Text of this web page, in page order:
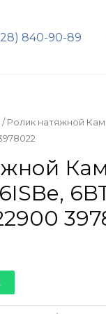
840-90-89
/ Ролик натяжной